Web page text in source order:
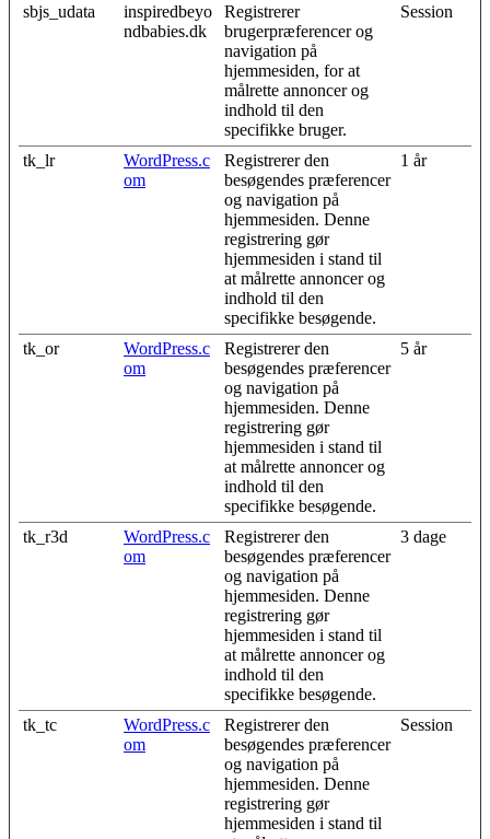
sbjs_udata
inspiredbeyo
ndbabies.dk
Registrerer
brugerpræferencer og
navigation på
hjemmesiden, for at
målrette annoncer og
indhold til den
specifikke bruger.
Session
tk_lr
WordPress.c
om
Registrerer den
besøgendes præferencer
og navigation på
hjemmesiden. Denne
registrering gør
hjemmesiden i stand til
at målrette annoncer og
indhold til den
specifikke besøgende.
1 år
tk_or
WordPress.c
om
Registrerer den
besøgendes præferencer
og navigation på
hjemmesiden. Denne
registrering gør
hjemmesiden i stand til
at målrette annoncer og
indhold til den
specifikke besøgende.
5 år
tk_r3d
WordPress.c
om
Registrerer den
besøgendes præferencer
og navigation på
hjemmesiden. Denne
registrering gør
hjemmesiden i stand til
at målrette annoncer og
indhold til den
specifikke besøgende.
3 dage
tk_tc
WordPress.c
om
Registrerer den
besøgendes præferencer
og navigation på
hjemmesiden. Denne
registrering gør
hjemmesiden i stand til
Session